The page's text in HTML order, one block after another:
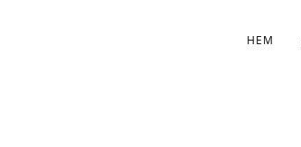
HEM